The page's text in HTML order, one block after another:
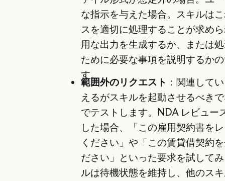
な指示を与えた場合。スキルは
スを適切に処理することが求め
用な出力を生成するか、または
ために必要な事項を説明するか
す。
範囲外のリクエスト ：関連して
えるがスキルを起動させるべき
でテストします。NDA レビュー
した場合、「この雇用契約書を
ください」や「この賃貸借契約
ださい」といった要求を試して
ルは待機状態を維持し、他のス